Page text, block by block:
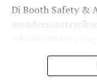
Sementara itu,
proses pemulihan
Di Booth Safety &
keselamatan aktif